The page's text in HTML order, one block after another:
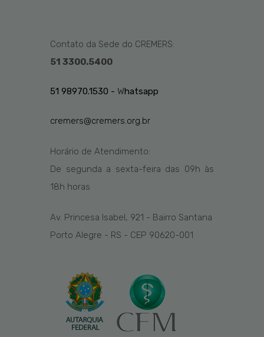
Contato da Sede do CREMERS:
51 3300.5400
51 98970.1530 - Whatsapp
cremers@cremers.org.br
Horário de Atendimento:
De segunda a sexta-feira das 09h às
18h horas
Av. Princesa Isabel, 921 - Bairro Santana
Porto Alegre - RS - CEP 90620-001